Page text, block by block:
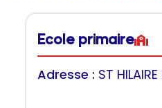
Ecole primaire
Adresse : ST HILAIRE